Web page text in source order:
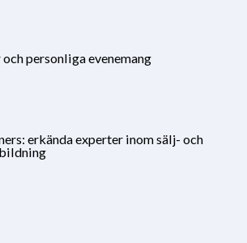
personliga evenemang
erkända experter inom sälj- och